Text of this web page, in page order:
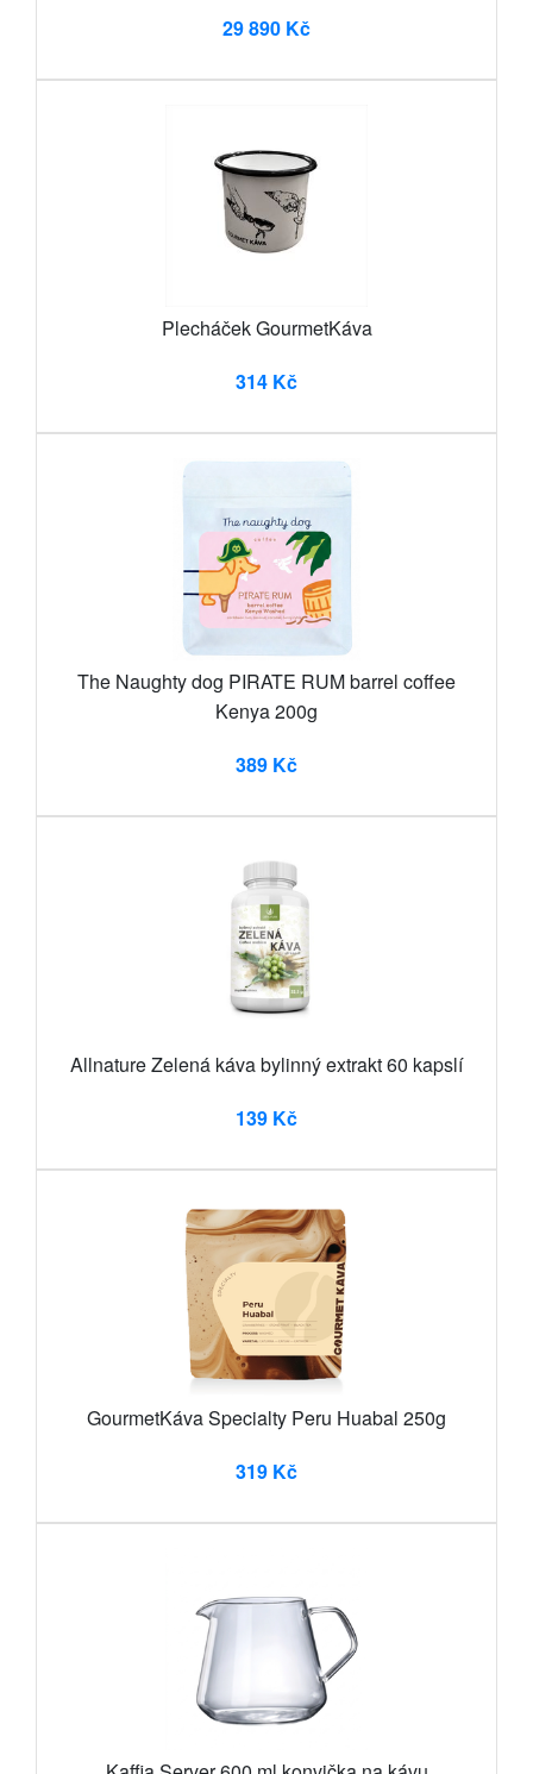
29 890 Kč
Plecháček GourmetKáva
314 Kč
The Naughty dog PIRATE RUM barrel coffee
Kenya 200g
389 Kč
Allnature Zelená káva bylinný extrakt 60 kapslí
139 Kč
GourmetKáva Specialty Peru Huabal 250g
319 Kč